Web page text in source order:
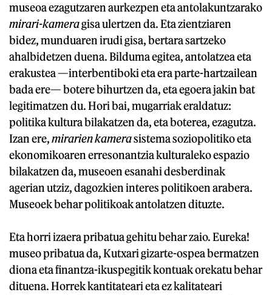
museoa ezagutzaren aurkezpen eta antolakuntzarako
mirari-kameragisa ulertzen da. Eta zientziaren
bidez, munduaren irudi gisa, bertara sartzeko
ahalbidetzen duena. Bilduma egitea, antolatzea eta
erakustea —interbentiboki eta era parte-hartzailean
bada ere— botere bihurtzen da, eta egoera jakin bat
legitimatzen du. Hori bai, mugarriak eraldatuz:
politika kultura bilakatzen da, eta boterea, ezagutza.
Izan ere,mirarien kamerasistema soziopolitiko eta
ekonomikoaren erresonantzia kulturaleko espazio
bilakatzen da, museoen esanahi desberdinak
agerian utziz, dagozkien interes politikoen arabera.
Museoek behar politikoak antolatzen dituzte.
Eta horri izaera pribatua gehitu behar zaio. Eureka!
museo pribatua da, Kutxari gizarte-ospea bermatzen
diona eta finantza-ikuspegitik kontuak orekatu behar
dituena. Horrek kantitateari eta ez kalitateari